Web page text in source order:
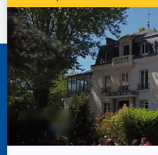
CASSIOPÉE
info@cassiopee-